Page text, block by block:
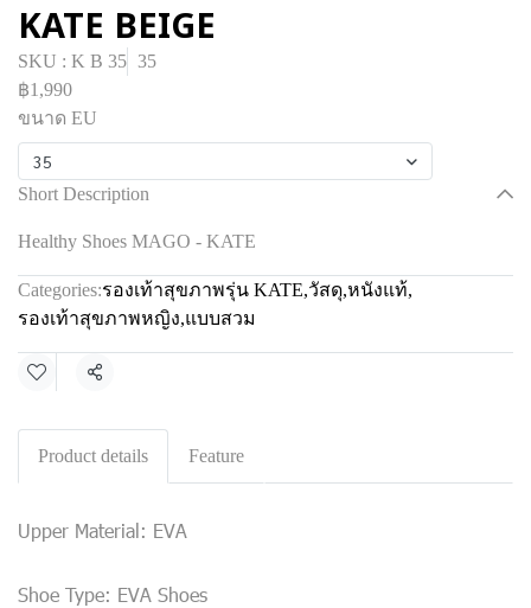
KATE BEIGE
SKU : K B 35 35
฿1,990
ขนาด EU
35
Short Description
Healthy Shoes MAGO - KATE
Categories:รองเท้าสุขภาพรุ่น KATE,วัสดุ,หนังแท้,
รองเท้าสุขภาพหญิง,แบบสวม
Share
Product details Feature
Upper Material: EVA
Shoe Type: EVA Shoes